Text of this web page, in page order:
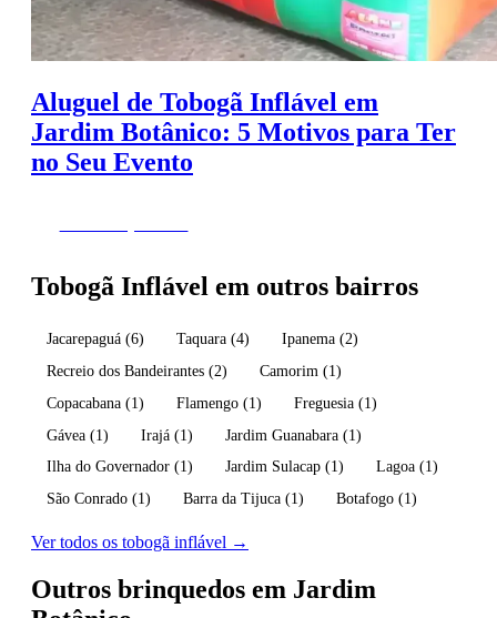
Aluguel de Tobogã Inflável em
Jardim Botânico: 5 Motivos para Ter
no Seu Evento
Tobogã Inflável em outros bairros
Jacarepaguá(6) Taquara(4) Ipanema (2)
Recreio dos Bandeirantes(2) Camorim(1)
Copacabana(1) Flamengo(1) Freguesia (1)
Gávea(1) Irajá(1) Jardim Guanabara (1)
Ilha do Governador(1) Jardim Sulacap(1) Lagoa (1)
São Conrado(1) Barra da Tijuca(1) Botafogo (1)
Ver todos os tobogã inflável →
Outros brinquedos em Jardim